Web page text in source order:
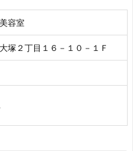
容室
塚２丁目１６－１０－１Ｆ